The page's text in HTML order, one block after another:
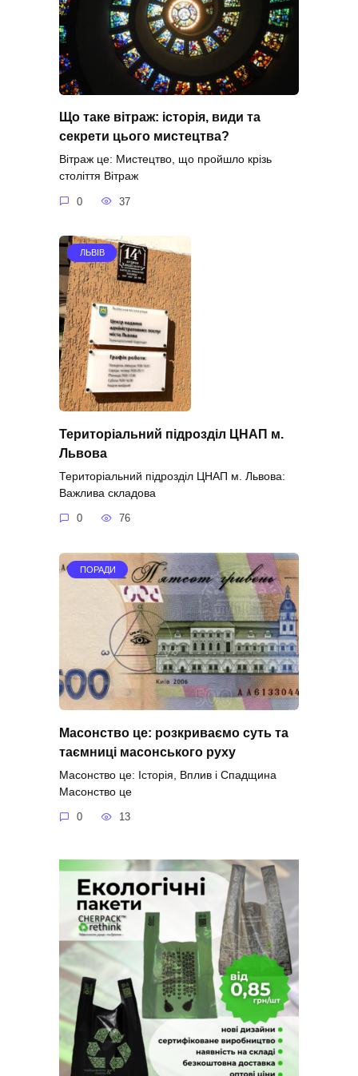
Що таке вітраж: історія, види та
секрети цього мистецтва?
Вітраж це: Мистецтво, що пройшло крізь
століття Вітраж
0 37
ЛЬВІВ
Територіальний підрозділ ЦНАП м.
Львова
Територіальний підрозділ ЦНАП м. Львова:
Важлива складова
0 76
ПОРАДИ
Масонство це: розкриваємо суть та
таємниці масонського руху
Масонство це: Історія, Вплив і Спадщина
Масонство це
0 13